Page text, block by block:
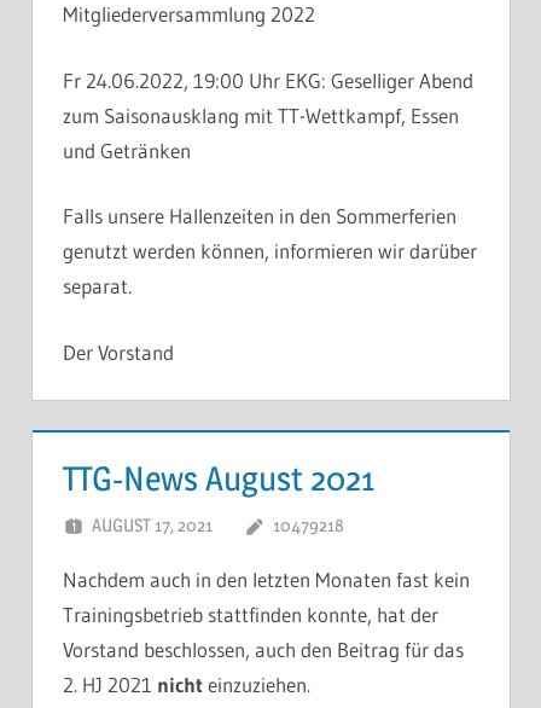
Mitgliederversammlung 2022
Fr 24.06.2022, 19:00 Uhr EKG: Geselliger Abend
zum Saisonausklang mit TT-Wettkampf, Essen
und Getränken
Falls unsere Hallenzeiten in den Sommerferien
genutzt werden können, informieren wir darüber
separat.
Der Vorstand
TTG-News August 2021
AUGUST 17, 2021 10479218
Nachdem auch in den letzten Monaten fast kein
Trainingsbetrieb stattfinden konnte, hat der
Vorstand beschlossen, auch den Beitrag für das
2. HJ 2021 nichteinzuziehen.